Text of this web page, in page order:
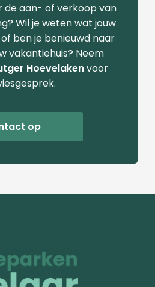
de aan- of verkoop van
Wil je weten wat jouw
ben je benieuwd naar
vakantiehuis? Neem
Hoevelakenvoor
op